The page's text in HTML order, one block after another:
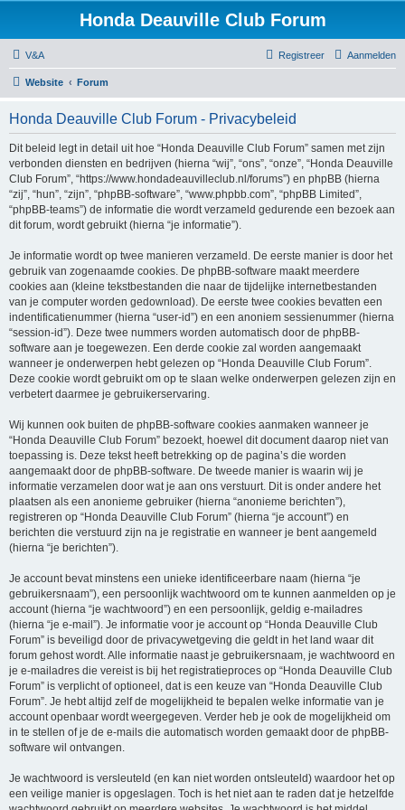
Honda Deauville Club Forum
V&A Aanmelden
Registreer
Website Forum
Honda Deauville Club Forum - Privacybeleid
Dit beleid legt in detail uit hoe “Honda Deauville Club Forum” samen met zijn
verbonden diensten en bedrijven (hierna “wij”, “ons”, “onze”, “Honda Deauville
Club Forum”, “https://www.hondadeauvilleclub.nl/forums”) en phpBB (hierna
“zij”, “hun”, “zijn”, “phpBB-software”, “www.phpbb.com”, “phpBB Limited”,
“phpBB-teams”) de informatie die wordt verzameld gedurende een bezoek aan
dit forum, wordt gebruikt (hierna “je informatie”).
Je informatie wordt op twee manieren verzameld. De eerste manier is door het
gebruik van zogenaamde cookies. De phpBB-software maakt meerdere
cookies aan (kleine tekstbestanden die naar de tijdelijke internetbestanden
van je computer worden gedownload). De eerste twee cookies bevatten een
indentificatienummer (hierna “user-id”) en een anoniem sessienummer (hierna
“session-id”). Deze twee nummers worden automatisch door de phpBB-
software aan je toegewezen. Een derde cookie zal worden aangemaakt
wanneer je onderwerpen hebt gelezen op “Honda Deauville Club Forum”.
Deze cookie wordt gebruikt om op te slaan welke onderwerpen gelezen zijn en
verbetert daarmee je gebruikerservaring.
Wij kunnen ook buiten de phpBB-software cookies aanmaken wanneer je
“Honda Deauville Club Forum” bezoekt, hoewel dit document daarop niet van
toepassing is. Deze tekst heeft betrekking op de pagina’s die worden
aangemaakt door de phpBB-software. De tweede manier is waarin wij je
informatie verzamelen door wat je aan ons verstuurt. Dit is onder andere het
plaatsen als een anonieme gebruiker (hierna “anonieme berichten”),
registreren op “Honda Deauville Club Forum” (hierna “je account”) en
berichten die verstuurd zijn na je registratie en wanneer je bent aangemeld
(hierna “je berichten”).
Je account bevat minstens een unieke identificeerbare naam (hierna “je
gebruikersnaam”), een persoonlijk wachtwoord om te kunnen aanmelden op je
account (hierna “je wachtwoord”) en een persoonlijk, geldig e-mailadres
(hierna “je e-mail”). Je informatie voor je account op “Honda Deauville Club
Forum” is beveiligd door de privacywetgeving die geldt in het land waar dit
forum gehost wordt. Alle informatie naast je gebruikersnaam, je wachtwoord en
je e-mailadres die vereist is bij het registratieproces op “Honda Deauville Club
Forum” is verplicht of optioneel, dat is een keuze van “Honda Deauville Club
Forum”. Je hebt altijd zelf de mogelijkheid te bepalen welke informatie van je
account openbaar wordt weergegeven. Verder heb je ook de mogelijkheid om
in te stellen of je de e-mails die automatisch worden gemaakt door de phpBB-
software wil ontvangen.
Je wachtwoord is versleuteld (en kan niet worden ontsleuteld) waardoor het op
een veilige manier is opgeslagen. Toch is het niet aan te raden dat je hetzelfde